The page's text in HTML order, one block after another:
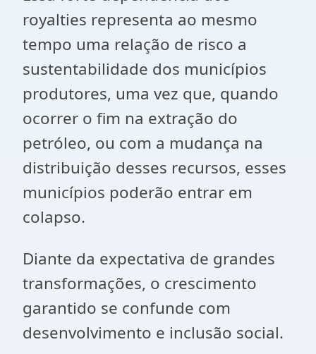
royalties representa ao mesmo
tempo uma relação de risco a
sustentabilidade dos municípios
produtores, uma vez que, quando
ocorrer o fim na extração do
petróleo, ou com a mudança na
distribuição desses recursos, esses
municípios poderão entrar em
colapso.
Diante da expectativa de grandes
transformações, o crescimento
garantido se confunde com
desenvolvimento e inclusão social.